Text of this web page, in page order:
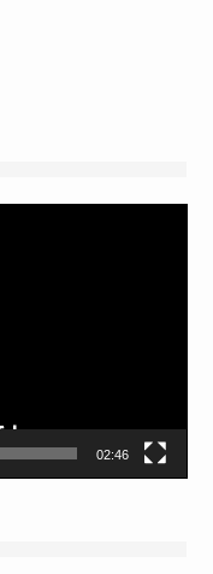
02:46